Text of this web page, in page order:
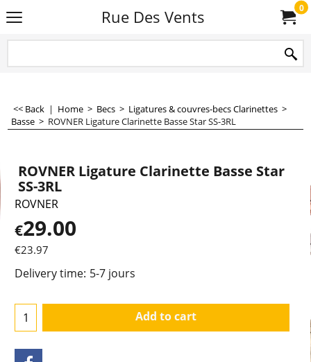
Rue Des Vents 0
<< Back | Home > Becs > Ligatures & couvres-becs Clarinettes >
Basse > ROVNER Ligature Clarinette Basse Star SS-3RL
ROVNER Ligature Clarinette Basse Star
SS-3RL
ROVNER
€29.00
€23.97
Delivery time: 5-7 jours
Add to cart